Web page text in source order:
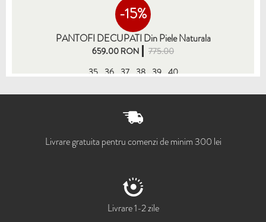
-15%
PANTOFI DECUPATI Din Piele Naturala
659.00 RON
775.00
35 36 37 38 39 40
Livrare gratuita pentru comenzi de minim 300 lei
Livrare 1-2 zile